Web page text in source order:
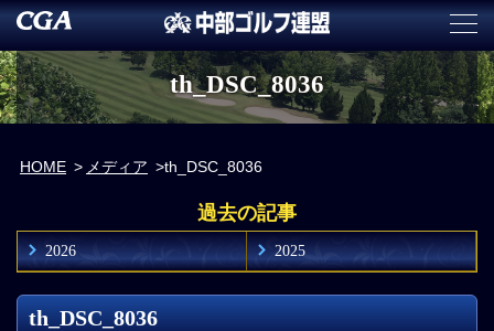
th_DSC_8036
HOME メディア th_DSC_8036
過去の記事
2026 2025
th_DSC_8036